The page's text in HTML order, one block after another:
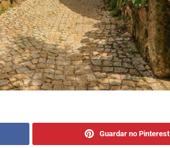
Guardar no Pinterest